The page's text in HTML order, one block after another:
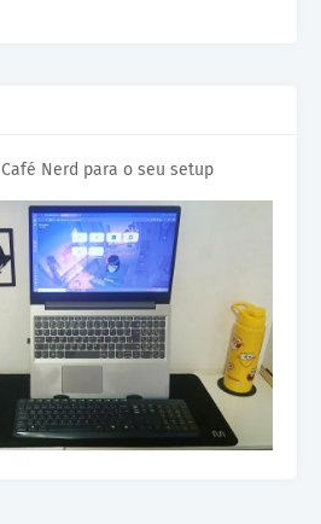
Nerd para o seu setup